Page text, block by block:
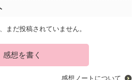
まだ投稿されていません。
感想を書く
感想ノートについて